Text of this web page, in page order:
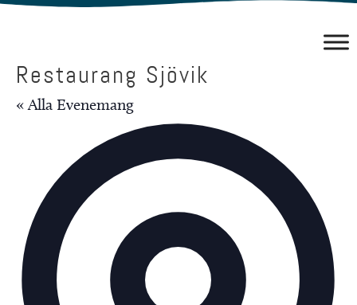
Hoppa
innehåll
Restaurang Sjövik
« Alla Evenemang